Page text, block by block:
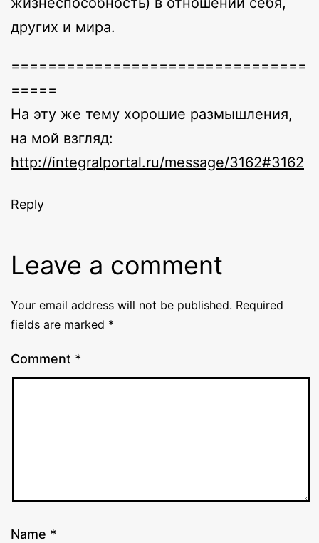
других и мира.
================================
=====
На эту же тему хорошие размышления,
на мой взгляд:
http://integralportal.ru/message/3162#3162
Reply
Leave a comment
Your email address will not be published. Required
fields are marked *
Comment *
Name *